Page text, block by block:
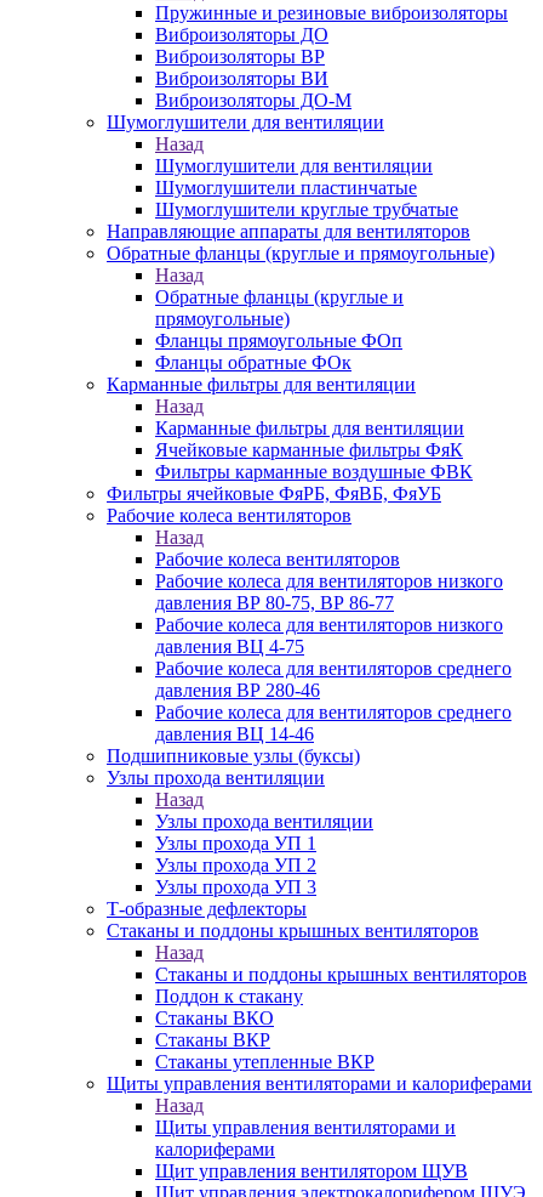
Пружинные и резиновые виброизоляторы
Виброизоляторы ДО
Виброизоляторы ВР
Виброизоляторы ВИ
Виброизоляторы ДО-М
Шумоглушители для вентиляции
Назад
Шумоглушители для вентиляции
Шумоглушители пластинчатые
Шумоглушители круглые трубчатые
Направляющие аппараты для вентиляторов
Обратные фланцы (круглые и прямоугольные)
Назад
Обратные фланцы (круглые и
прямоугольные)
Фланцы прямоугольные ФОп
Фланцы обратные ФОк
Карманные фильтры для вентиляции
Назад
Карманные фильтры для вентиляции
Ячейковые карманные фильтры ФяК
Фильтры карманные воздушные ФВК
Фильтры ячейковые ФяРБ, ФяВБ, ФяУБ
Рабочие колеса вентиляторов
Назад
Рабочие колеса вентиляторов
Рабочие колеса для вентиляторов низкого
давления ВР 80-75, ВР 86-77
Рабочие колеса для вентиляторов низкого
давления ВЦ 4-75
Рабочие колеса для вентиляторов среднего
давления ВР 280-46
Рабочие колеса для вентиляторов среднего
давления ВЦ 14-46
Подшипниковые узлы (буксы)
Узлы прохода вентиляции
Назад
Узлы прохода вентиляции
Узлы прохода УП 1
Узлы прохода УП 2
Узлы прохода УП 3
Т-образные дефлекторы
Стаканы и поддоны крышных вентиляторов
Назад
Стаканы и поддоны крышных вентиляторов
Поддон к стакану
Стаканы ВКО
Стаканы ВКР
Стаканы утепленные ВКР
Щиты управления вентиляторами и калориферами
Назад
Щиты управления вентиляторами и
калориферами
Щит управления вентилятором ЩУВ
Щит управления электрокалорифером ЩУЭ